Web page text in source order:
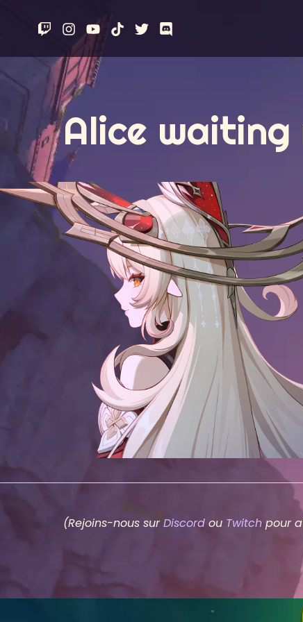
Alice waiting
(Rejoins-nous surDiscord ou Twitch pour